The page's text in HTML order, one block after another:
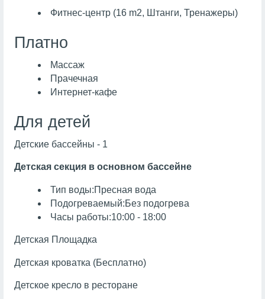
Фитнес-центр (16 m2, Штанги, Тренажеры)
Платно
Массаж
Прачечная
Интернет-кафе
Для детей
Детские бассейны - 1
Детская секция в основном бассейне
Тип воды:Пресная вода
Подогреваемый:Без подогрева
Часы работы:10:00 - 18:00
Детская Площадка
Детская кроватка (Бесплатно)
Детское кресло в ресторане